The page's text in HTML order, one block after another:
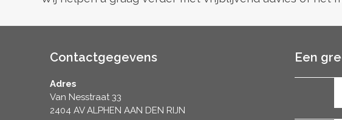
Contactgegevens
Adres
Van Nesstraat 33
2404 AV ALPHEN AAN DEN RIJN
Een